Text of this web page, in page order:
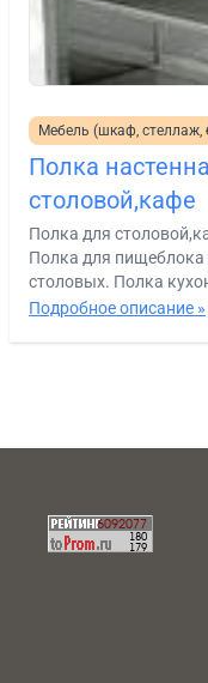
Мебель (шкаф, стеллаж,
Полка
столовой,кафе
Полка для
Полка для пищеблока
столовых. Полка
Подробное описание »